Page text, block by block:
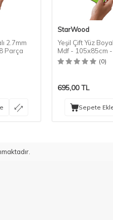
2.7mm
Parça
StarWood
Yeşil Çift Yüz
Mdf - 105x85cm
(0)
695,00TL
Sepete